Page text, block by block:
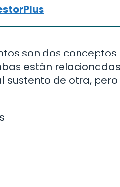
son dos
están
de otra, pero